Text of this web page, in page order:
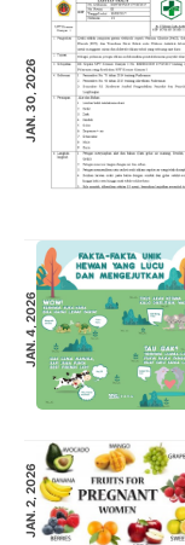
JAN. 30, 2026
JAN. 4, 2026
JAN. 2, 2026